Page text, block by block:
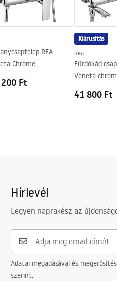
REA
Chrome
Ft
Kiárusítás
Rea
Fürdőkád
Veneta
41 800 Ft
Hírlevél
Legyen naprakész az
Adatai megadásával és
szerint.